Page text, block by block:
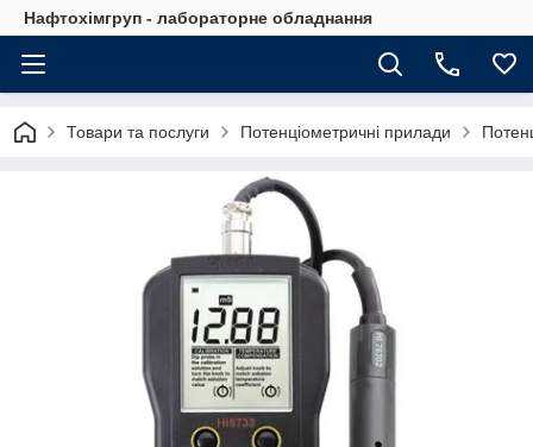
Нафтохімгруп - лабораторне обладнання
Товари та послуги Потенціометричні прилади